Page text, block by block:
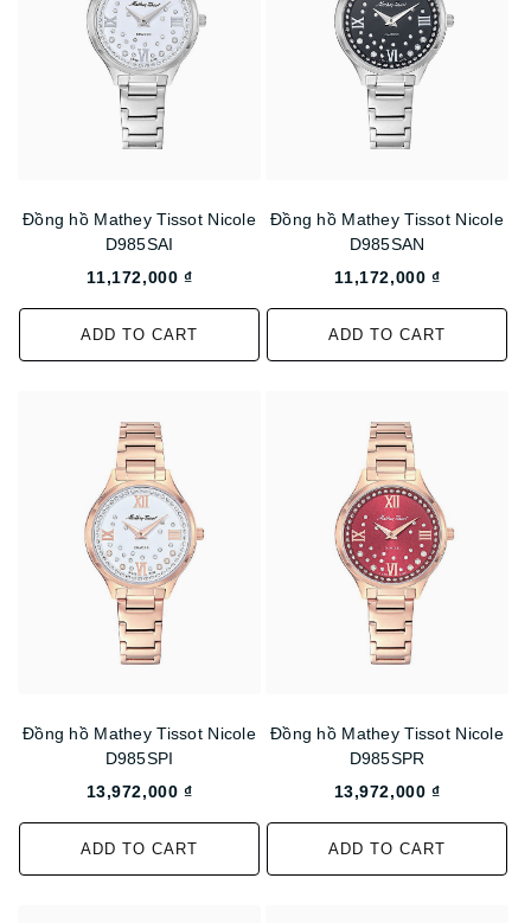
Đồng hồ Mathey Tissot Nicole
D985SAI
11,172,000 ₫
ADD TO CART
Đồng hồ Mathey Tissot Nicole
D985SAN
11,172,000 ₫
ADD TO CART
Đồng hồ Mathey Tissot Nicole
D985SPI
13,972,000 ₫
ADD TO CART
Đồng hồ Mathey Tissot Nicole
D985SPR
13,972,000 ₫
ADD TO CART